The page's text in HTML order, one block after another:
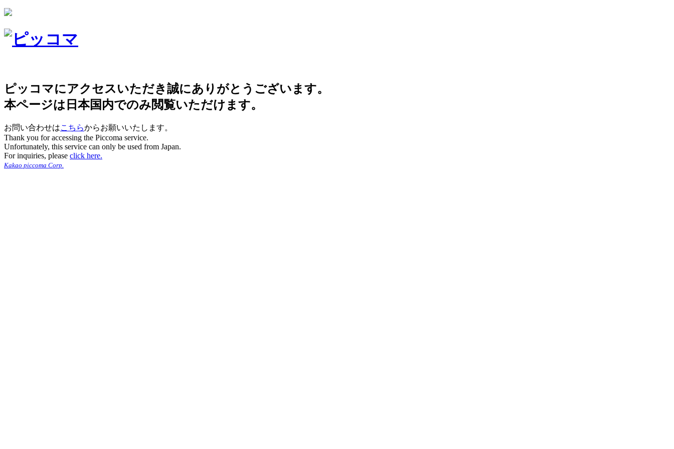
ピッコマにアクセスいただき誠にありがとうございます。
本ページは日本国内でのみ閲覧いただけます。
お問い合わせはこちらからお願いいたします。
Thank you for accessing the Piccoma service.
Unfortunately, this service can only be used from Japan.
For inquiries, please click here.
Kakao piccoma Corp.